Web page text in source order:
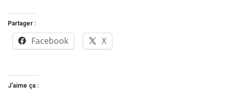
Partager :
Facebook X
J’aime ça :